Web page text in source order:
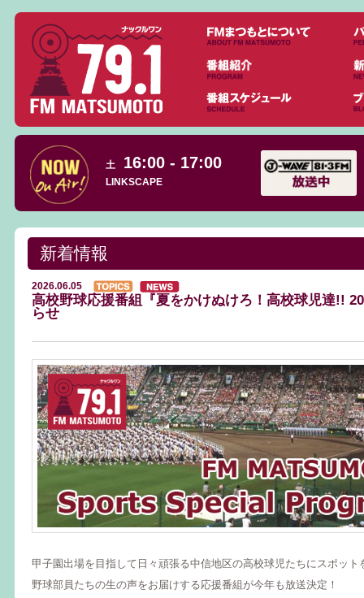
土 16:00 - 17:00
LINKSCAPE
新着情報
2026.06.05
高校野球応援番組『夏をかけぬけろ！高校球児達!!
らせ
甲子園出場を目指して日々頑張る中信地区の高校球児たちにスポット
野球部員たちの生の声をお届けする応援番組が今年も放送決定！